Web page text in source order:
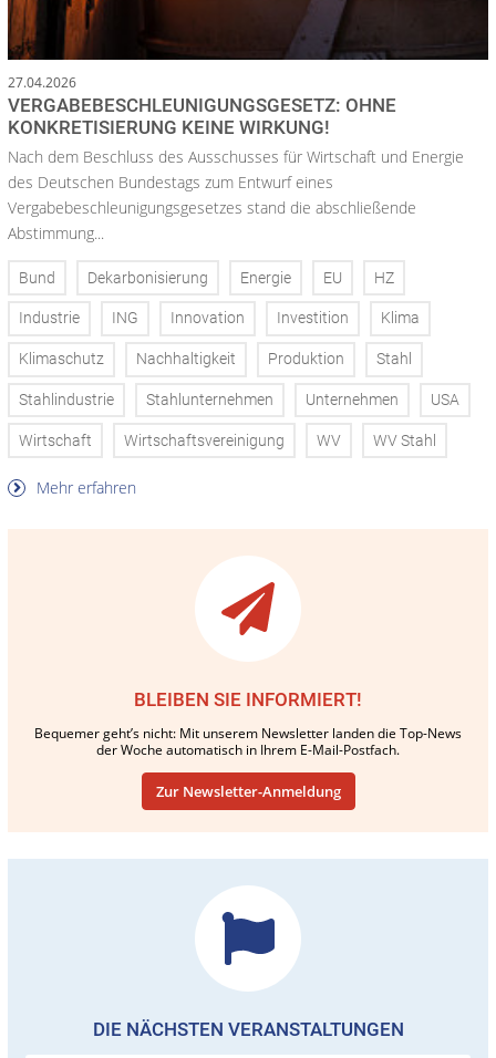
27.04.2026
VERGABEBESCHLEUNIGUNGSGESETZ: OHNE
KONKRETISIERUNG KEINE WIRKUNG!
Nach dem Beschluss des Ausschusses für Wirtschaft und Energie
des Deutschen Bundestags zum Entwurf eines
Vergabebeschleunigungsgesetzes stand die abschließende
Abstimmung...
Bund Dekarbonisierung Energie EU HZ
Industrie ING Innovation Investition Klima
Klimaschutz Nachhaltigkeit Produktion Stahl
Stahlindustrie Stahlunternehmen Unternehmen USA
Wirtschaft Wirtschaftsvereinigung WV WV Stahl
Mehr erfahren
BLEIBEN SIE INFORMIERT!
Bequemer geht’s nicht: Mit unserem Newsletter landen die Top-News
der Woche automatisch in Ihrem E-Mail-Postfach.
Zur Newsletter-Anmeldung
DIE NÄCHSTEN VERANSTALTUNGEN